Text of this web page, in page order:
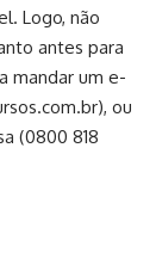
Logo, não
antes para
mandar um e-
), ou
(0800 818